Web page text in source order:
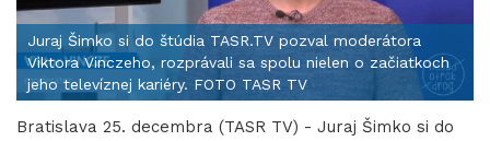
Juraj Šimko si do štúdia TASR.TV pozval moderátora
Viktora Vinczeho, rozprávali sa spolu nielen o začiatkoch
jeho televíznej kariéry. FOTO TASR TV
Bratislava 25. decembra (TASR TV) - Juraj Šimko si do